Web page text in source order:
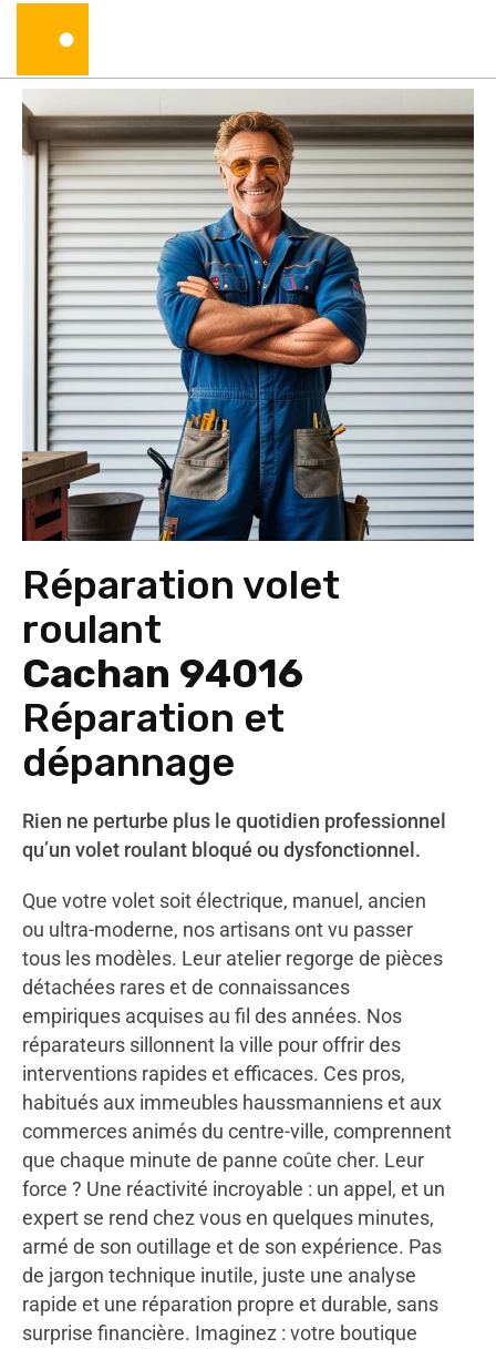
Réparation volet
roulant
Cachan 94016
Réparation et
dépannage
Rien ne perturbe plus le quotidien professionnel
qu’un volet roulant bloqué ou dysfonctionnel.
Que votre volet soit électrique, manuel, ancien
ou ultra-moderne, nos artisans ont vu passer
tous les modèles. Leur atelier regorge de pièces
détachées rares et de connaissances
empiriques acquises au fil des années. Nos
réparateurs sillonnent la ville pour offrir des
interventions rapides et efficaces. Ces pros,
habitués aux immeubles haussmanniens et aux
commerces animés du centre-ville, comprennent
que chaque minute de panne coûte cher. Leur
force ? Une réactivité incroyable : un appel, et un
expert se rend chez vous en quelques minutes,
armé de son outillage et de son expérience. Pas
de jargon technique inutile, juste une analyse
rapide et une réparation propre et durable, sans
surprise financière. Imaginez : votre boutique